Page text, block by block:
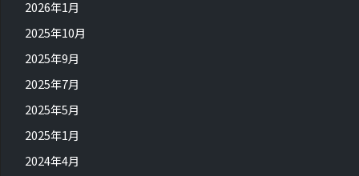
2026年1月
2025年10月
2025年9月
2025年7月
2025年5月
2025年1月
2024年4月